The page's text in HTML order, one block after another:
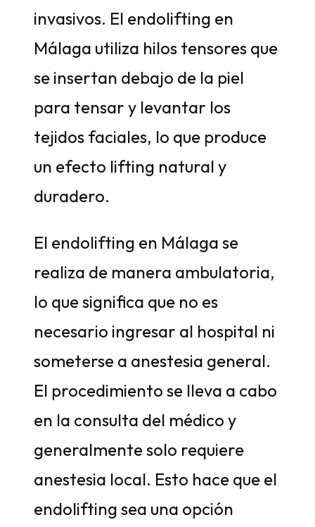
invasivos. El endolifting en
Málaga utiliza hilos tensores que
se insertan debajo de la piel
para tensar y levantar los
tejidos faciales, lo que produce
un efecto lifting natural y
duradero.
El endolifting en Málaga se
realiza de manera ambulatoria,
lo que significa que no es
necesario ingresar al hospital ni
someterse a anestesia general.
El procedimiento se lleva a cabo
en la consulta del médico y
generalmente solo requiere
anestesia local. Esto hace que el
endolifting sea una opción